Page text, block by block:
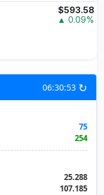
$593.58
▲ 0.09%
06:30:53 ↻
75
254
25.288
107.185